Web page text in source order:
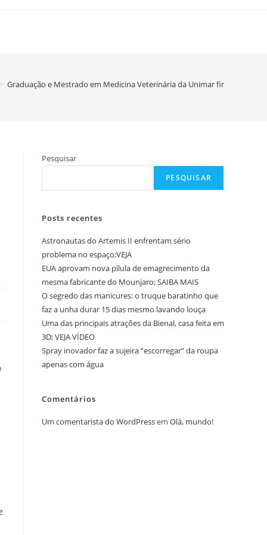
> Graduação e Mestrado em Medicina Veterinária da Unimar firmam
Pesquisar
PESQUISAR
Posts recentes
Astronautas do Artemis II enfrentam sério
problema no espaço;VEJA
EUA aprovam nova pílula de emagrecimento da
mesma fabricante do Mounjaro; SAIBA MAIS
O segredo das manicures: o truque baratinho que
faz a unha durar 15 dias mesmo lavando louça
Uma das principais atrações da Bienal, casa feita em
3D; VEJA VÍDEO
Spray inovador faz a sujeira “escorregar” da roupa
apenas com água
Comentários
Um comentarista do WordPressem Olá, mundo!